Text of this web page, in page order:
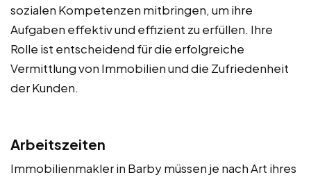
sozialen Kompetenzen mitbringen, um ihre
Aufgaben effektiv und effizient zu erfüllen. Ihre
Rolle ist entscheidend für die erfolgreiche
Vermittlung von Immobilien und die Zufriedenheit
der Kunden.
Arbeitszeiten
Immobilienmakler in Barby müssen je nach Art ihres